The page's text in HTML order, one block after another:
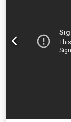
高速縫製をサポー
をスムーズにしま
トルテーブルを
kW 電圧 380V/
ドへの搬入